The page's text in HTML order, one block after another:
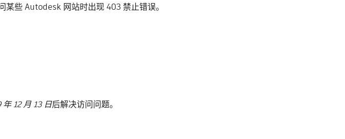
些 Autodesk 网站时出现 403 禁止错误。
年 12 月 13 日后解决访问问题。